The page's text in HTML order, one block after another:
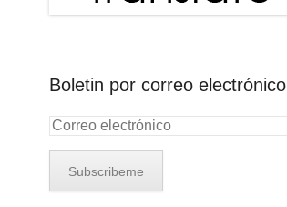
Boletin por correo electrónico